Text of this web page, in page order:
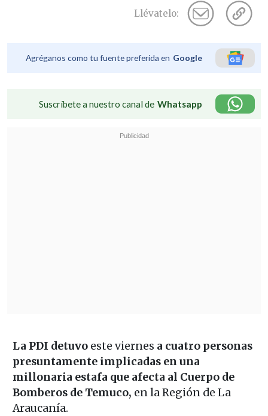
Llévatelo:
Agréganos como tu fuente preferida en Google
Suscríbete a nuestro canal de Whatsapp
La PDI detuvoeste viernes a cuatro personas
presuntamente implicadas en una
millonaria estafa que afecta al Cuerpo de
Bomberos de Temuco, en la Región de La
Araucanía.